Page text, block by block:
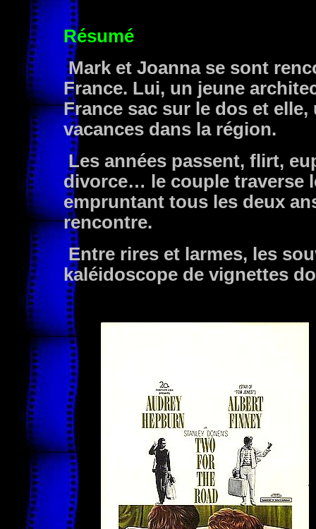
Résumé
Mark et Joanna se sont
France. Lui, un jeune
France sac sur le dos et
vacances dans la région.
Les années passent, flirt,
divorce… le couple traverse
empruntant tous les deux
rencontre.
Entre rires et larmes, les
kaléidoscope de vignettes